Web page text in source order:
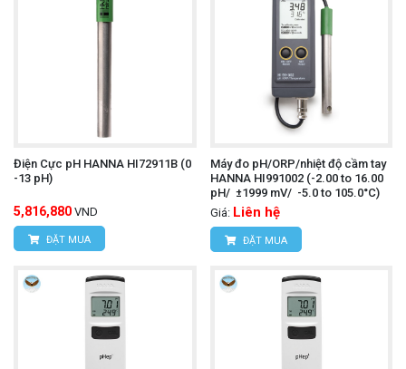
Điện Cực pH HANNA HI72911B (0
-13 pH)
5,816,880 VND
ĐẶT MUA
Máy đo pH/ORP/nhiệt độ cầm tay
HANNA HI991002 (-2.00 to 16.00
pH/ ±1999 mV/ -5.0 to 105.0°C)
Giá: Liên hệ
ĐẶT MUA